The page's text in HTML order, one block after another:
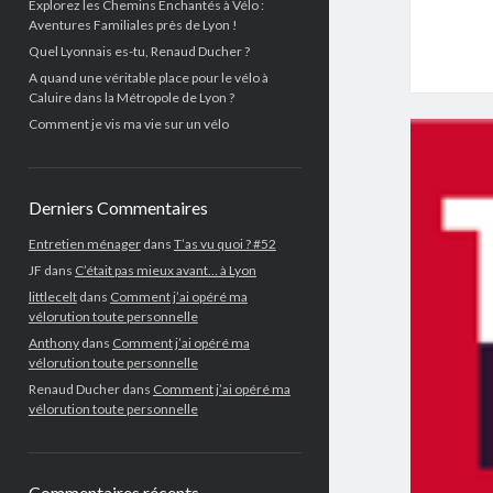
Explorez les Chemins Enchantés à Vélo :
Aventures Familiales près de Lyon !
Quel Lyonnais es-tu, Renaud Ducher ?
A quand une véritable place pour le vélo à
Caluire dans la Métropole de Lyon ?
Comment je vis ma vie sur un vélo
Derniers Commentaires
Entretien ménagerdans T’as vu quoi ? #52
JF dans C’était pas mieux avant… à Lyon
littleceltdans Comment j’ai opéré ma
vélorution toute personnelle
Anthonydans Comment j’ai opéré ma
vélorution toute personnelle
Renaud Ducherdans Comment j’ai opéré ma
vélorution toute personnelle